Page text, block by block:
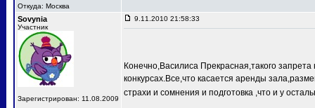
Откуда: Москва
Sovynia
Участник
Зарегистрирован: 11.08.2009
9.11.2010 21:58:33
Конечно,Василиса Прекрасная,такого
конкурсах.Все,что касается аренды
страхи и сомнения и подготовка ,что и у